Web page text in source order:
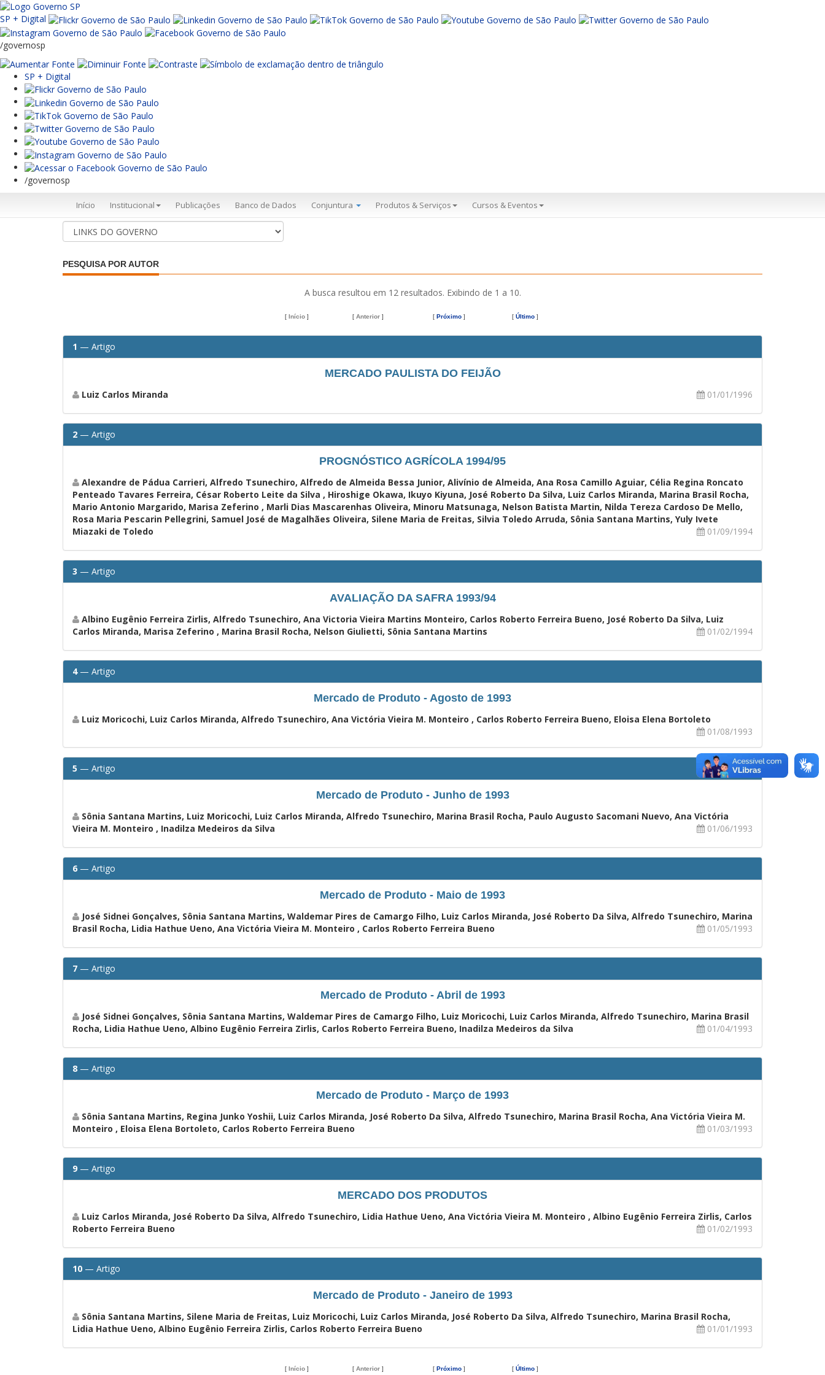
SP + Digital
/governosp
SP + Digital
/governosp
Início Institucional Publicações Banco de Dados Conjuntura Produtos & Serviços Cursos & Eventos
PESQUISA POR AUTOR
A busca resultou em 12 resultados. Exibindo de 1 a 10.
[ Início ] [ Anterior] [ Próximo ] [ Último]
1 — Artigo
MERCADO PAULISTA DO FEIJÃO
Luiz Carlos Miranda 01/01/1996
2 — Artigo
PROGNÓSTICO AGRÍCOLA 1994/95
Alexandre de Pádua Carrieri, Alfredo Tsunechiro, Alfredo de Almeida Bessa Junior, Alivínio de Almeida, Ana Rosa Camillo Aguiar, Célia Regina Roncato
Penteado Tavares Ferreira, César Roberto Leite da Silva , Hiroshige Okawa, Ikuyo Kiyuna, José Roberto Da Silva, Luiz Carlos Miranda, Marina Brasil Rocha,
Mario Antonio Margarido, Marisa Zeferino , Marli Dias Mascarenhas Oliveira, Minoru Matsunaga, Nelson Batista Martin, Nilda Tereza Cardoso De Mello,
Rosa Maria Pescarin Pellegrini, Samuel José de Magalhães Oliveira, Silene Maria de Freitas, Silvia Toledo Arruda, Sônia Santana Martins, Yuly Ivete
Miazaki de Toledo
01/09/1994
3 — Artigo
AVALIAÇÃO DA SAFRA 1993/94
Albino Eugênio Ferreira Zirlis, Alfredo Tsunechiro, Ana Victoria Vieira Martins Monteiro, Carlos Roberto Ferreira Bueno, José Roberto Da Silva, Luiz
Carlos Miranda, Marisa Zeferino , Marina Brasil Rocha, Nelson Giulietti, Sônia Santana Martins
01/02/1994
4— Artigo
Mercado de Produto - Agosto de 1993
Luiz Moricochi, Luiz Carlos Miranda, Alfredo Tsunechiro, Ana Victória Vieira M. Monteiro , Carlos Roberto Ferreira Bueno, Eloisa Elena Bortoleto
01/08/1993
5 — Artigo
Mercado de Produto - Junho de 1993
Sônia Santana Martins, Luiz Moricochi, Luiz Carlos Miranda, Alfredo Tsunechiro, Marina Brasil Rocha, Paulo Augusto Sacomani Nuevo, Ana Victória
Vieira M. Monteiro , Inadilza Medeiros da Silva
01/06/1993
6 — Artigo
Mercado de Produto - Maio de 1993
José Sidnei Gonçalves, Sônia Santana Martins, Waldemar Pires de Camargo Filho, Luiz Carlos Miranda, José Roberto Da Silva, Alfredo Tsunechiro, Marina
Brasil Rocha, Lidia Hathue Ueno, Ana Victória Vieira M. Monteiro , Carlos Roberto Ferreira Bueno
01/05/1993
7 — Artigo
Mercado de Produto - Abril de 1993
José Sidnei Gonçalves, Sônia Santana Martins, Waldemar Pires de Camargo Filho, Luiz Moricochi, Luiz Carlos Miranda, Alfredo Tsunechiro, Marina Brasil
Rocha, Lidia Hathue Ueno, Albino Eugênio Ferreira Zirlis, Carlos Roberto Ferreira Bueno, Inadilza Medeiros da Silva
01/04/1993
8 — Artigo
Mercado de Produto - Março de 1993
Sônia Santana Martins, Regina Junko Yoshii, Luiz Carlos Miranda, José Roberto Da Silva, Alfredo Tsunechiro, Marina Brasil Rocha, Ana Victória Vieira M.
Monteiro , Eloisa Elena Bortoleto, Carlos Roberto Ferreira Bueno
01/03/1993
9 — Artigo
MERCADO DOS PRODUTOS
Luiz Carlos Miranda, José Roberto Da Silva, Alfredo Tsunechiro, Lidia Hathue Ueno, Ana Victória Vieira M. Monteiro , Albino Eugênio Ferreira Zirlis, Carlos
Roberto Ferreira Bueno
01/02/1993
10 — Artigo
Mercado de Produto - Janeiro de 1993
Sônia Santana Martins, Silene Maria de Freitas, Luiz Moricochi, Luiz Carlos Miranda, José Roberto Da Silva, Alfredo Tsunechiro, Marina Brasil Rocha,
Lidia Hathue Ueno, Albino Eugênio Ferreira Zirlis, Carlos Roberto Ferreira Bueno
01/01/1993
[ Início ] [ Anterior] [ Próximo ] [ Último]